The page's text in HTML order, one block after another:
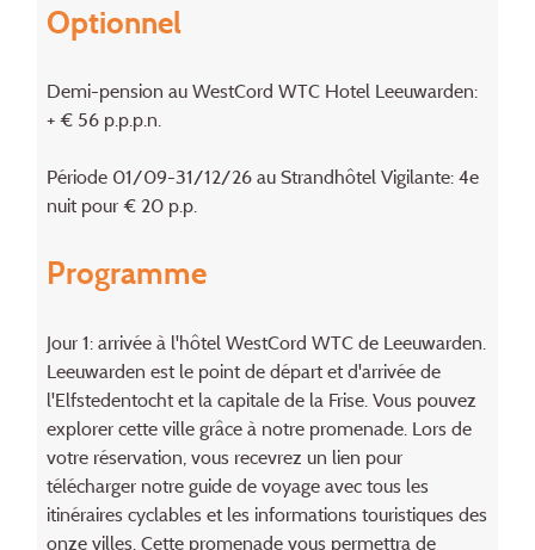
Optionnel
Demi-pension au WestCord WTC Hotel Leeuwarden:
+ € 56 p.p.p.n.
Période 01/09-31/12/26 au Strandhôtel Vigilante: 4e
nuit pour € 20 p.p.
Programme
Jour 1: arrivée à l'hôtel WestCord WTC de Leeuwarden.
Leeuwarden est le point de départ et d'arrivée de
l'Elfstedentocht et la capitale de la Frise. Vous pouvez
explorer cette ville grâce à notre promenade. Lors de
votre réservation, vous recevrez un lien pour
télécharger notre guide de voyage avec tous les
itinéraires cyclables et les informations touristiques des
onze villes. Cette promenade vous permettra de